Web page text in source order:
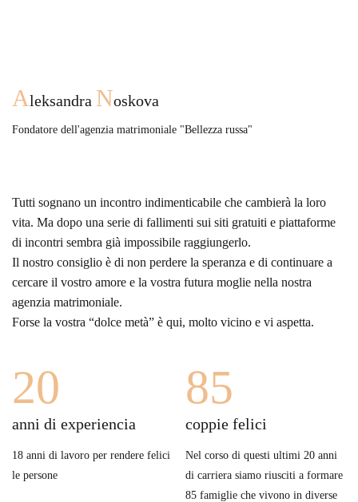
Aleksandra Noskova
Fondatore dell'agenzia matrimoniale "Bellezza russa"
Tutti sognano un incontro indimenticabile che cambierà la loro
vita. Ma dopo una serie di fallimenti sui siti gratuiti e piattaforme
di incontri sembra già impossibile raggiungerlo.
Il nostro consiglio è di non perdere la speranza e di continuare a
cercare il vostro amore e la vostra futura moglie nella nostra
agenzia matrimoniale.
Forse la vostra “dolce metà” è qui, molto vicino e vi aspetta.
20
anni di experiencia
18 anni di lavoro per rendere felici
le persone
85
coppie felici
Nel corso di questi ultimi 20 anni
di carriera siamo riusciti a formare
85 famiglie che vivono in diverse